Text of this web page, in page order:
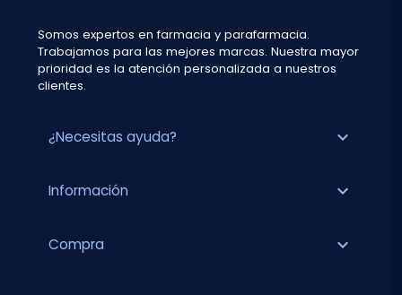
Somos expertos en farmacia y parafarmacia.
Trabajamos para las mejores marcas. Nuestra mayor
prioridad es la atención personalizada a nuestros
clientes.
¿Necesitas ayuda? expand_more
Información expand_more
Compra expand_more